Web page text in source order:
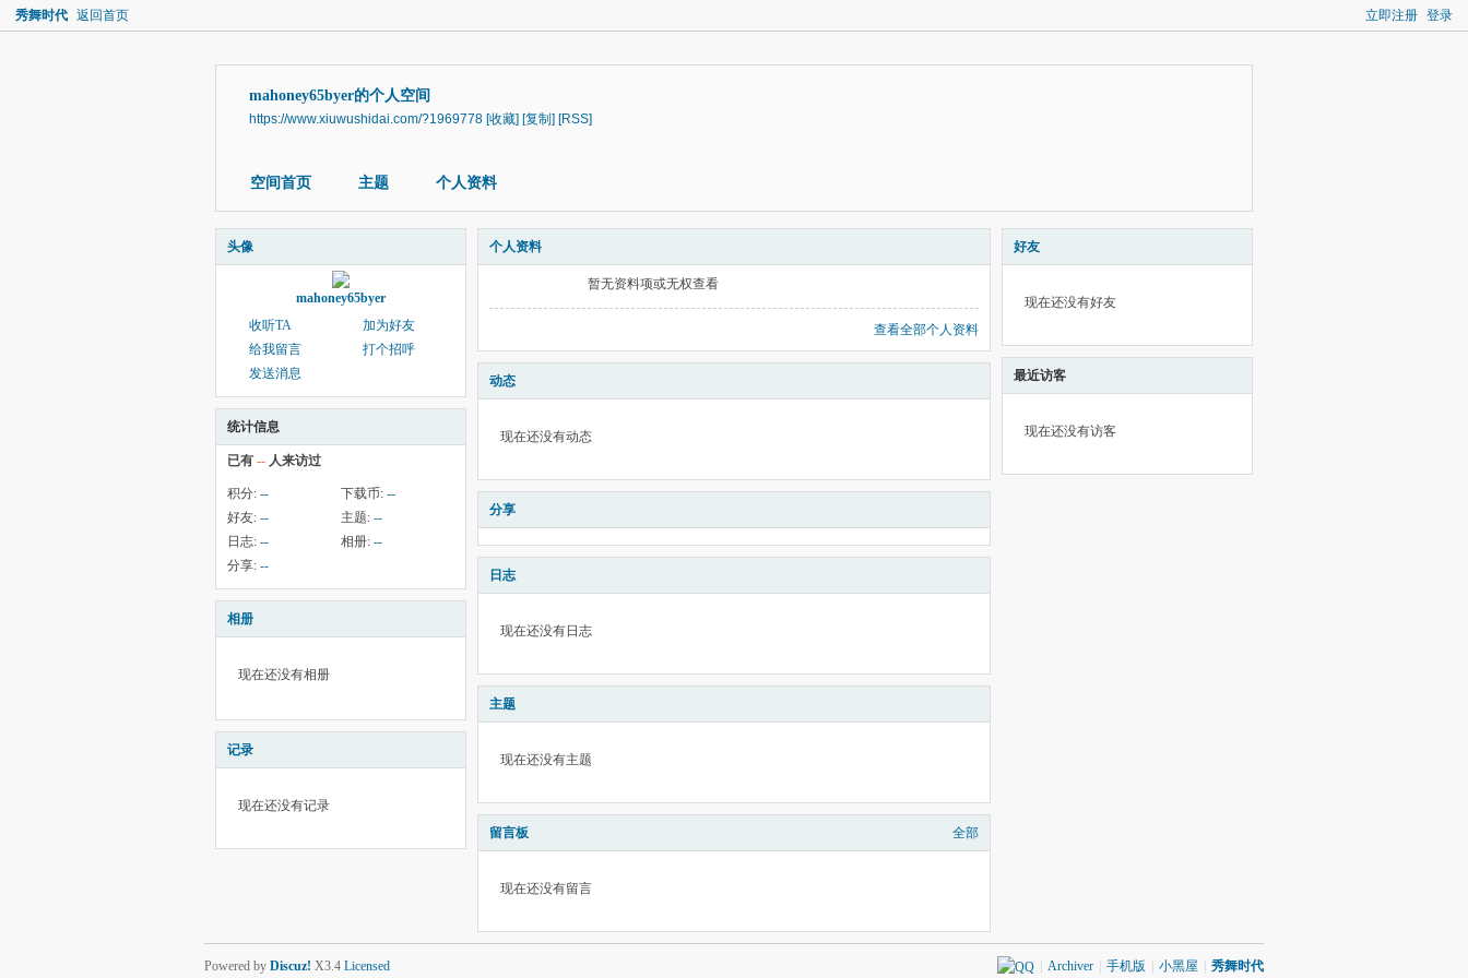
立即注册 登录
秀舞时代 返回首页
mahoney65byer的个人空间
https://www.xiuwushidai.com/?1969778 [收藏] [复制] [RSS]
空间首页 主题 个人资料
头像
mahoney65byer
收听TA
加为好友
给我留言
打个招呼
发送消息
统计信息
已有 -- 人来访过
积分: -- 下载币: --
好友: -- 主题: --
日志: -- 相册: --
分享: --
相册
现在还没有相册
记录
现在还没有记录
个人资料
暂无资料项或无权查看
查看全部个人资料
动态
现在还没有动态
分享
日志
现在还没有日志
主题
现在还没有主题
留言板 全部
现在还没有留言
好友
现在还没有好友
最近访客
现在还没有访客
Archiver 手机版 小黑屋 秀舞时代
Powered by Discuz! X3.4 Licensed